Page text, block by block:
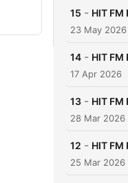
15 - HIT FM
23 May 2026
14 - HIT FM
17 Apr 2026
13 - HIT FM
28 Mar 2026
12 - HIT FM
25 Mar 2026